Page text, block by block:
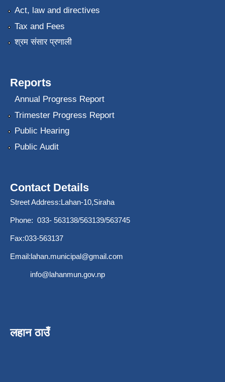
Act, law and directives
Tax and Fees
श्रम संसार प्रणाली
Reports
Annual Progress Report
Trimester Progress Report
Public Hearing
Public Audit
Contact Details
Street Address:Lahan-10,Siraha
Phone: 033- 563138/563139/563745
Fax:033-563137
Email:lahan.municipal@gmail.com
info@lahanmun.gov.np
लहान ठाउँ